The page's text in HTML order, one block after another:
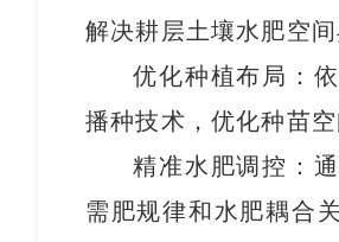
解决耕层土壤水肥空间
优化种植布局：
播种技术，优化种苗
精准水肥调控：
需肥规律和水肥耦合